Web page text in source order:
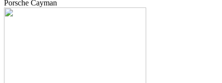
Porsche Cayman